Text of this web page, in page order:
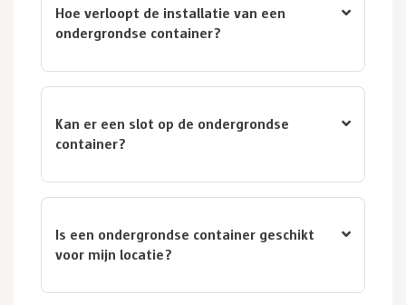
Hoe verloopt de installatie van een
ondergrondse container?
Kan er een slot op de ondergrondse
container?
Is een ondergrondse container geschikt
voor mijn locatie?